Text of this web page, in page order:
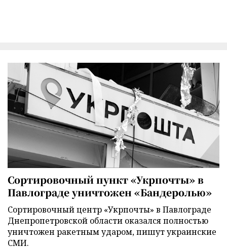
Сортировочный пункт «Укрпочты» в
Павлограде уничтожен «Бандеролью»
Сортировочный центр «Укрпочты» в Павлограде
Днепропетровской области оказался полностью
уничтожен ракетным ударом, пишут украинские
СМИ.